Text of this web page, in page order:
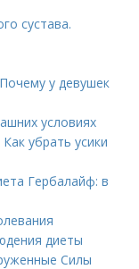
сустава.
у девушек
условиях
убрать усики
Гербалайф: в
диеты
Силы